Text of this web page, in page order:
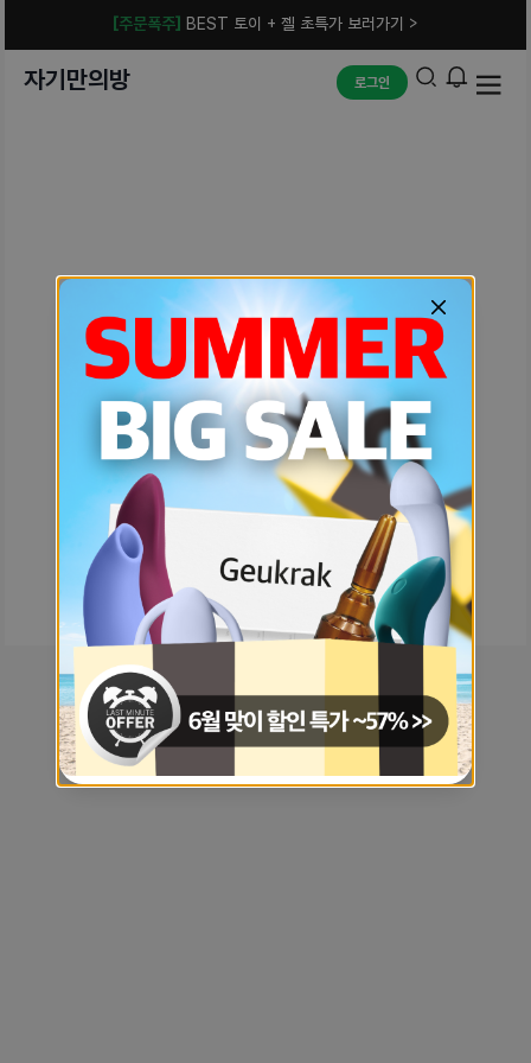
[주문폭주] BEST 토이 + 젤 초특가 보러가기 >
자기만의방 로그인
예상치 못한 에러입니다.